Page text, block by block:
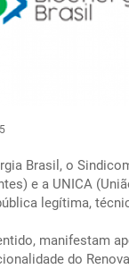
Brasil, o
e a UNICA
legítima,
manifestam
do